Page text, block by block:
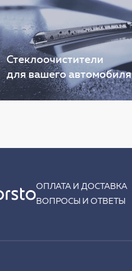
Стеклоочистители
для вашего автомобиля
ОПЛАТА И ДОСТАВКА
ВОПРОСЫ И ОТВЕТЫ